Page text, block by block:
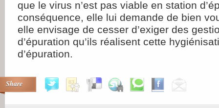
que le virus n’est pas viable en station
conséquence, elle lui demande de bien
elle envisage de cesser d’exiger des
d’épuration qu’ils réalisent cette
d’épuration.
Share